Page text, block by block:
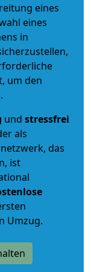
eines
eines
in
um den
und stressfrei
als
das
ist
Umzug.